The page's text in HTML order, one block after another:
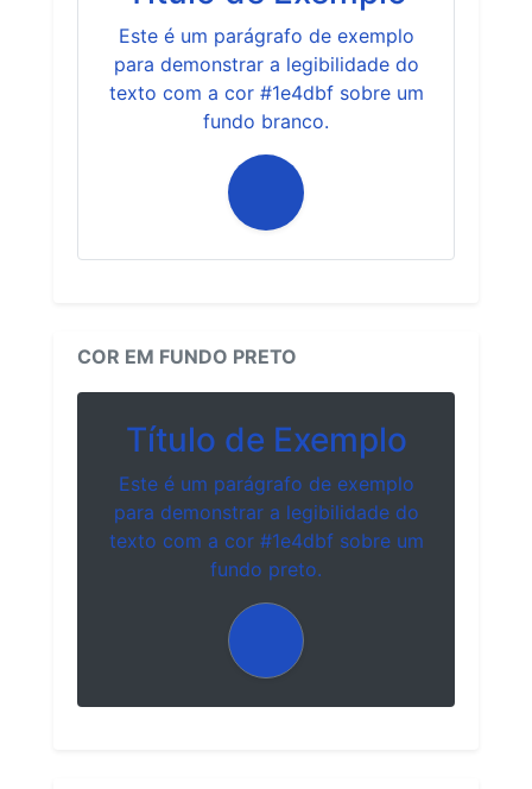
Este é um parágrafo de exemplo
para demonstrar a legibilidade do
texto com a cor #1e4dbf sobre um
fundo branco.
COR EM FUNDO PRETO
Título de Exemplo
Este é um parágrafo de exemplo
para demonstrar a legibilidade do
texto com a cor #1e4dbf sobre um
fundo preto.